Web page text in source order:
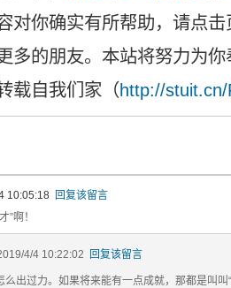
对你确实有所帮助，请点
多的朋友。本站将努力为
载自我们家（ http://
10:05:18 回复该留言
”啊！
4/4 10:22:02 回复该留言
么出过力。如果将来能有一点成就，那都是叫叫